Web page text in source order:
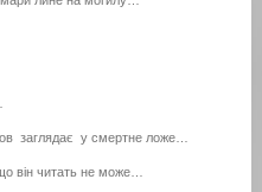
заглядає у смертне ложе…
він читать не може…